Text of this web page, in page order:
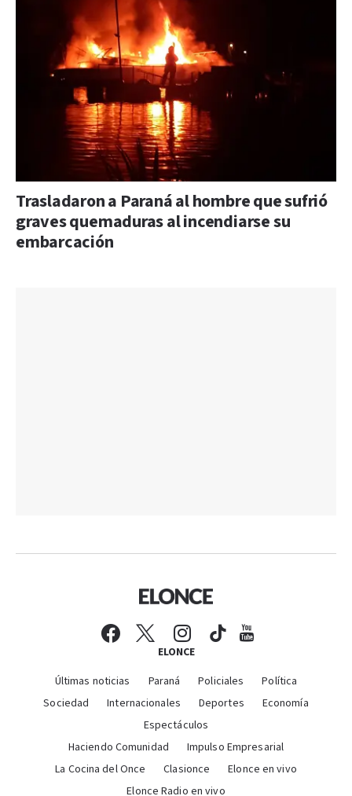
Trasladaron a Paraná al hombre que sufrió
graves quemaduras al incendiarse su
embarcación
ELONCE
Últimas noticias Paraná Policiales
Política
Sociedad
Internacionales Deportes
Economía
Espectáculos
Haciendo Comunidad
Impulso Empresarial
La Cocina del Once
Clasionce
Elonce en vivo
Elonce Radio en vivo